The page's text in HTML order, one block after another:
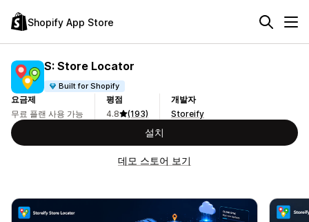
Shopify App Store
S: Store Locator
Built for Shopify
요금제
무료 플랜 사용 가능
평점
4.8
(193)
개발자
Storeify
설치
데모 스토어 보기